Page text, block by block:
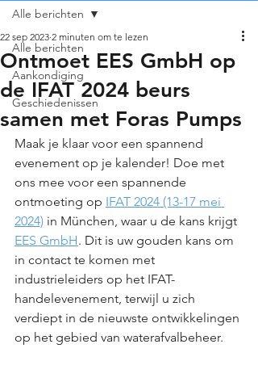
Alle berichten
Aankondiging
Geschiedenissen
Alle berichten
Ontmoet EES GmbH op
de IFAT 2024 beurs
samen met Foras Pumps
22 sep 2023 2 minuten om te lezen
Maak je klaar voor een spannend
evenement op je kalender! Doe met
ons mee voor een spannende
ontmoeting op IFAT 2024 (13-17 mei
2024) in München, waar u de kans krijgt
EES GmbH. Dit is uw gouden kans om
in contact te komen met
industrieleiders op het IFAT-
handelevenement, terwijl u zich
verdiept in de nieuwste ontwikkelingen
op het gebied van waterafvalbeheer.